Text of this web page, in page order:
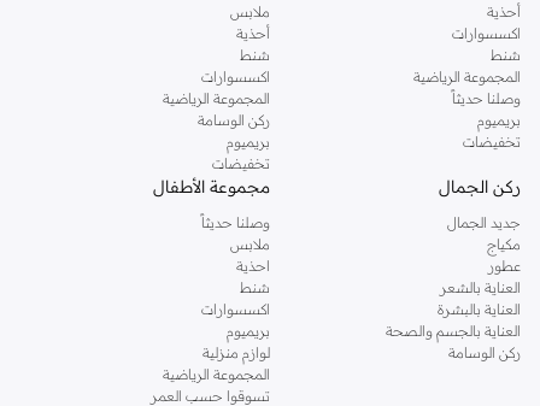
أحذية
اكسسوارات
شنط
المجموعة الرياضية
وصلنا حديثاً
بريميوم
تخفيضات
ملابس
أحذية
شنط
اكسسوارات
المجموعة الرياضية
ركن الوسامة
بريميوم
تخفيضات
ركن الجمال
جديد الجمال
مكياج
عطور
العناية بالشعر
العناية بالبشرة
العناية بالجسم والصحة
ركن الوسامة
مجموعة الأطفال
وصلنا حديثاً
ملابس
احذية
شنط
اكسسوارات
بريميوم
لوازم منزلية
المجموعة الرياضية
تسوقوا حسب العمر